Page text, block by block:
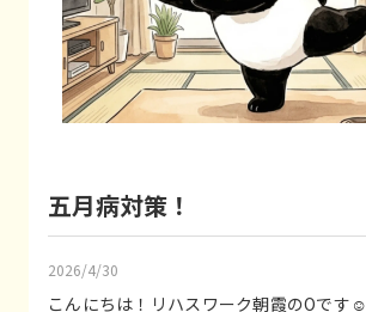
五月病対策！
2026/4/30
こんにちは！リハスワーク朝霞のOです☺